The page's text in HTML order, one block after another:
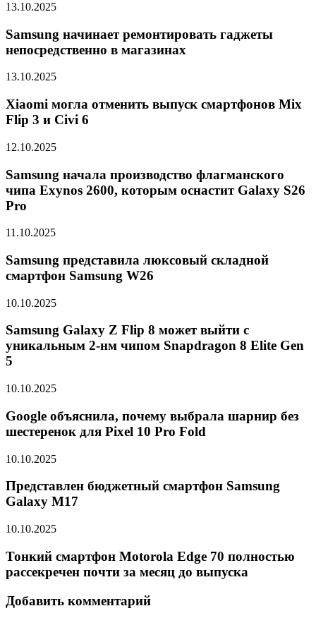
13.10.2025
Samsung начинает ремонтировать гаджеты
непосредственно в магазинах
13.10.2025
Xiaomi могла отменить выпуск смартфонов Mix
Flip 3 и Civi 6
12.10.2025
Samsung начала производство флагманского
чипа Exynos 2600, которым оснастит Galaxy S26
Pro
11.10.2025
Samsung представила люксовый складной
смартфон Samsung W26
10.10.2025
Samsung Galaxy Z Flip 8 может выйти с
уникальным 2-нм чипом Snapdragon 8 Elite Gen
5
10.10.2025
Google объяснила, почему выбрала шарнир без
шестеренок для Pixel 10 Pro Fold
10.10.2025
Представлен бюджетный смартфон Samsung
Galaxy M17
10.10.2025
Тонкий смартфон Motorola Edge 70 полностью
рассекречен почти за месяц до выпуска
Добавить комментарий